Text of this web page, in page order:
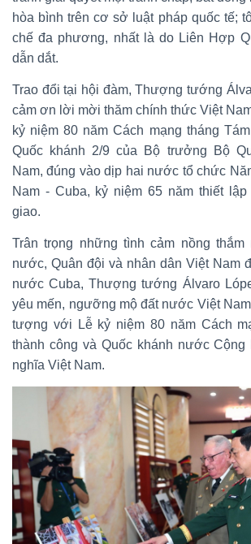
hòa bình trên cơ sở luật pháp quốc tế;
chế đa phương, nhất là do Liên Hợp
dẫn dắt.
Trao đổi tại hội đàm, Thượng tướng
cảm ơn lời mời thăm chính thức Việt
kỷ niệm 80 năm Cách mạng tháng
Quốc khánh 2/9 của Bộ trưởng Bộ
Nam, đúng vào dịp hai nước tổ chức
Nam - Cuba, kỷ niệm 65 năm thiết
giao.
Trân trọng những tình cảm nồng
nước, Quân đội và nhân dân Việt Nam
nước Cuba, Thượng tướng Álvaro
yêu mến, ngưỡng mộ đất nước Việt
tượng với Lễ kỷ niệm 80 năm Cách
thành công và Quốc khánh nước Cộng
nghĩa Việt Nam.